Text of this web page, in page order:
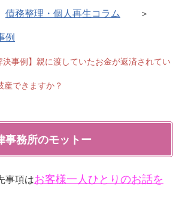
債務整理・個人再生コラム ＞
例
決事例】親に渡していたお金が返済されてい
産できますか？
事務所のモットー
事項はお客様一人ひとりのお話を